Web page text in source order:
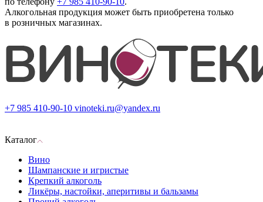
Алкогольная продукция может быть приобретена только
в розничных магазинах.
+7 985 410-90-10 vinoteki.ru@yandex.ru
Каталог
Вино
Шампанские и игристые
Крепкий алкоголь
Ликёры, настойки, аперитивы и бальзамы